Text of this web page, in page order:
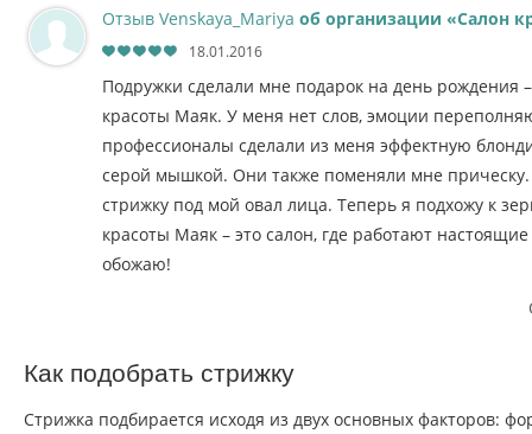
Отзыв Venskaya_Mariya об организации «Салон
18.01.2016
Подружки сделали мне подарок на день рождения
красоты Маяк. У меня нет слов, эмоции
профессионалы сделали из меня эффектную
серой мышкой. Они также поменяли мне
стрижку под мой овал лица. Теперь я подхожу к
красоты Маяк – это салон, где работают
обожаю!
Как подобрать стрижку
Стрижка подбирается исходя из двух основных факторов: